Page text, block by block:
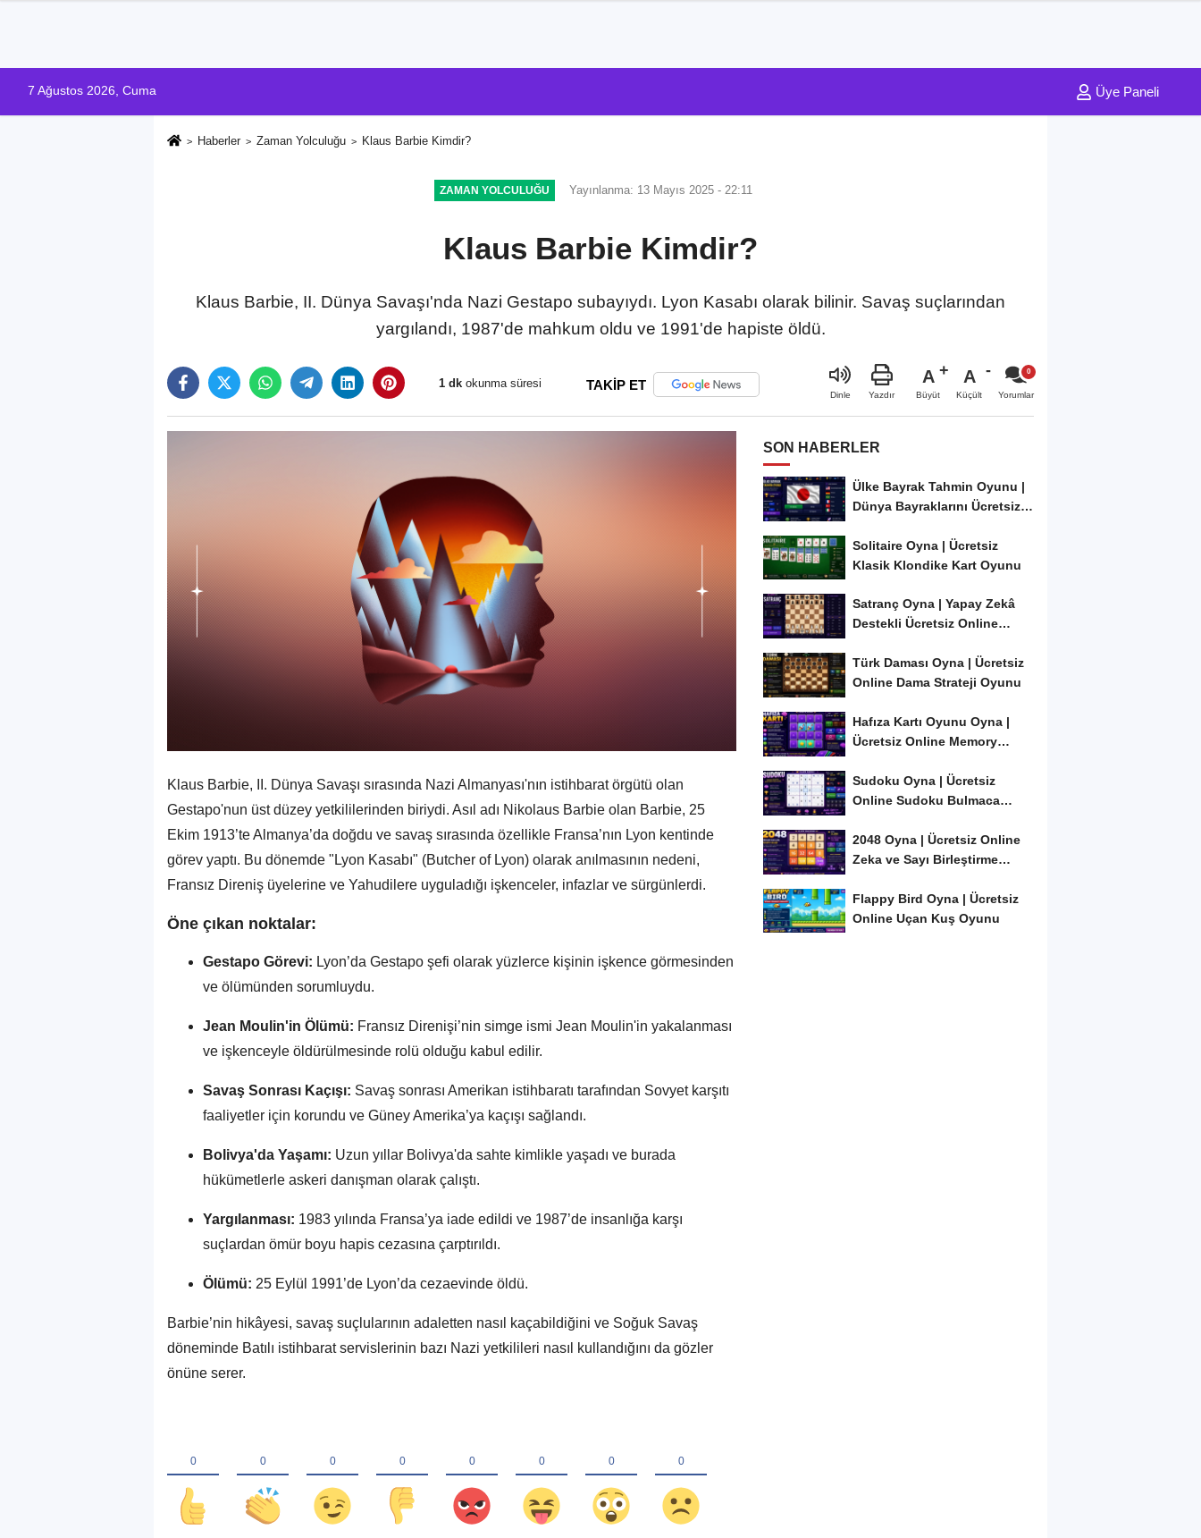
7 Ağustos 2026, Cuma Üye Paneli
Haberler Zaman Yolculuğu Klaus Barbie Kimdir?
ZAMAN YOLCULUĞU Yayınlanma: 13 Mayıs 2025 - 22:11
Klaus Barbie Kimdir?
Klaus Barbie, II. Dünya Savaşı'nda Nazi Gestapo subayıydı. Lyon Kasabı olarak bilinir. Savaş suçlarından
yargılandı, 1987'de mahkum oldu ve 1991'de hapiste öldü.
1 dk okunma süresi TAKİP ET
Dinle Yazdır
A
Büyüt
A
Küçült Yorumlar
Klaus Barbie, II. Dünya Savaşı sırasında Nazi Almanyası'nın istihbarat örgütü olan
Gestapo'nun üst düzey yetkililerinden biriydi. Asıl adı Nikolaus Barbie olan Barbie, 25
Ekim 1913’te Almanya’da doğdu ve savaş sırasında özellikle Fransa’nın Lyon kentinde
görev yaptı. Bu dönemde "Lyon Kasabı" (Butcher of Lyon) olarak anılmasının nedeni,
Fransız Direniş üyelerine ve Yahudilere uyguladığı işkenceler, infazlar ve sürgünlerdi.
Öne çıkan noktalar:
Gestapo Görevi: Lyon’da Gestapo şefi olarak yüzlerce kişinin işkence görmesinden
ve ölümünden sorumluydu.
Jean Moulin'in Ölümü: Fransız Direnişi’nin simge ismi Jean Moulin'in yakalanması
ve işkenceyle öldürülmesinde rolü olduğu kabul edilir.
Savaş Sonrası Kaçışı: Savaş sonrası Amerikan istihbaratı tarafından Sovyet karşıtı
faaliyetler için korundu ve Güney Amerika’ya kaçışı sağlandı.
Bolivya'da Yaşamı: Uzun yıllar Bolivya'da sahte kimlikle yaşadı ve burada
hükümetlerle askeri danışman olarak çalıştı.
Yargılanması: 1983 yılında Fransa’ya iade edildi ve 1987’de insanlığa karşı
suçlardan ömür boyu hapis cezasına çarptırıldı.
Ölümü: 25 Eylül 1991’de Lyon’da cezaevinde öldü.
Barbie’nin hikâyesi, savaş suçlularının adaletten nasıl kaçabildiğini ve Soğuk Savaş
döneminde Batılı istihbarat servislerinin bazı Nazi yetkilileri nasıl kullandığını da gözler
önüne serer.
SON HABERLER
Ülke Bayrak Tahmin Oyunu |
Dünya Bayraklarını Ücretsiz
Solitaire Oyna | Ücretsiz
Klasik Klondike Kart Oyunu
Satranç Oyna | Yapay Zekâ
Destekli Ücretsiz Online
Türk Daması Oyna | Ücretsiz
Online Dama Strateji Oyunu
Hafıza Kartı Oyunu Oyna |
Ücretsiz Online Memory
Sudoku Oyna | Ücretsiz
Online Sudoku Bulmaca
2048 Oyna | Ücretsiz Online
Zeka ve Sayı Birleştirme
Flappy Bird Oyna | Ücretsiz
Online Uçan Kuş Oyunu